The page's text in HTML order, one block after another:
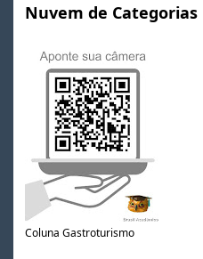
Nuvem de Categorias
Coluna Gastroturismo